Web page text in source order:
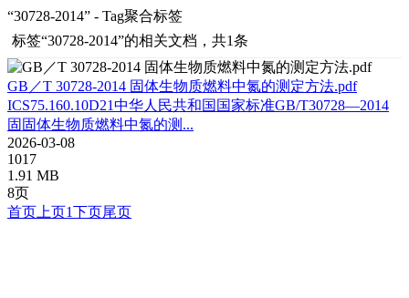
“30728-2014” - Tag聚合标签
标签“30728-2014”的相关文档，共1条
GB／T 30728-2014 固体生物质燃料中氮的测定方法.pdf
ICS75.160.10D21中华人民共和国国家标准GB/T30728—2014
固固体生物质燃料中氮的测...
2026-03-08
1017
1.91 MB
8页
首页 上页1下页尾页